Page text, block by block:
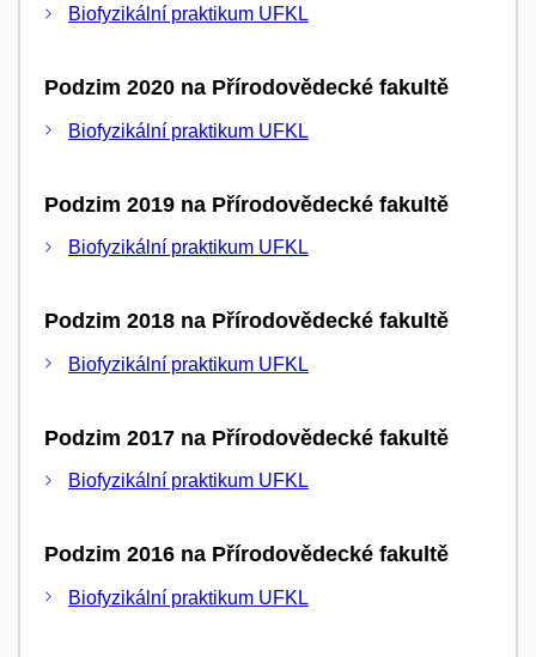
Biofyzikální praktikum UFKL
Podzim 2020 na Přírodovědecké fakultě
Biofyzikální praktikum UFKL
Podzim 2019 na Přírodovědecké fakultě
Biofyzikální praktikum UFKL
Podzim 2018 na Přírodovědecké fakultě
Biofyzikální praktikum UFKL
Podzim 2017 na Přírodovědecké fakultě
Biofyzikální praktikum UFKL
Podzim 2016 na Přírodovědecké fakultě
Biofyzikální praktikum UFKL